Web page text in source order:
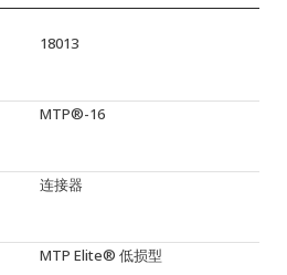
18013
MTP®-16
连接器
MTP Elite® 低损型